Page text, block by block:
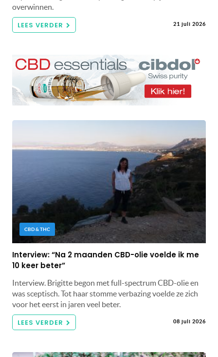
overwinnen.
LEES VERDER 21 juli 2026
CBD & THC
Interview: “Na 2 maanden CBD-olie voelde ik me
10 keer beter”
Interview. Brigitte begon met full-spectrum CBD-olie en
was sceptisch. Tot haar stomme verbazing voelde ze zich
voor het eerst in jaren veel beter.
LEES VERDER 08 juli 2026